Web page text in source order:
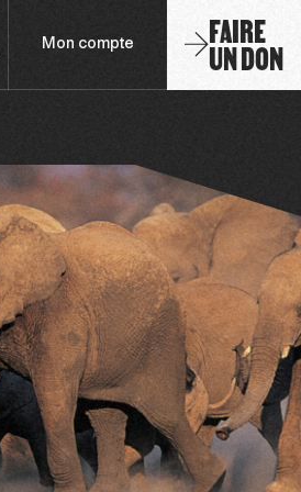
Mon compte FAIRE
UN DON